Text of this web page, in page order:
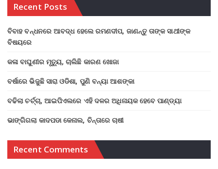
Recent Posts
ବିବାହ ବନ୍ଧନରେ ଆବଦ୍ଧ ହେଲେ ରମଣଦୀପ, ଜାଣନ୍ତୁ ତାଙ୍କ ସାଥୀଙ୍କ
ବିଷୟରେ
କଳା ବାଘୁଣୀର ମୃତ୍ୟୁ, ଚାଲିଛି କାରଣ ଖୋଜା
ବର୍ଷାରେ ଭିଜୁଛି ସାରା ଓଡିଶା, ପୁଣି ବନ୍ୟା ଆଶଙ୍କା
ବଢିଲା ଚର୍ଚ୍ଚା, ଆଇପିଏଲରେ ଏହି ଦଳର ଅଧିନାୟକ ହେବେ ପାଣ୍ଡ୍ୟା
ଭାଙ୍ଗିଗଲା କାଦପଡା କେନାଲ, ଚିନ୍ତାରେ ଚାଷୀ
Recent Comments